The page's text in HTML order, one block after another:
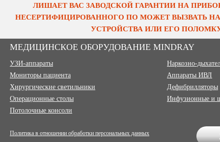
ЛИШАЕТ ВАС ЗАВОДСКОЙ ГАРАНТИИ НА
НЕСЕРТИФИЦИРОВАННОГО ПО МОЖЕТ ВЫЗВАТЬ
УСТРОЙСТВА ИЛИ ЕГО
МЕДИЦИНСКОЕ ОБОРУДОВАНИЕ MINDRAY
УЗИ-аппараты
Мониторы пациента
Хирургические светильники
Операционные столы
Потолочные консоли
Наркозно-
Аппараты ИВЛ
Дефибрилляторы
Инфузионные и
Политика в отношении обработки персональных данных